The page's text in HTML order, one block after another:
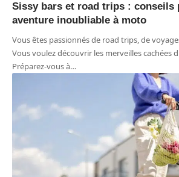
Sissy bars et road trips : conseils
aventure inoubliable à moto
Vous êtes passionnés de road trips, de
Vous voulez découvrir les merveilles cachées
Préparez-vous à…